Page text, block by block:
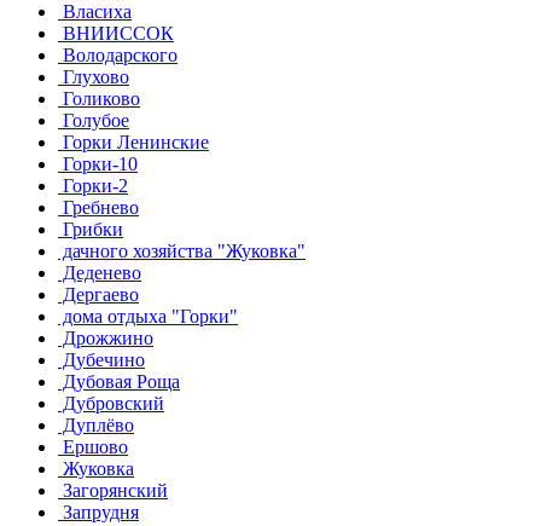
Власиха
ВНИИССОК
Володарского
Глухово
Голиково
Голубое
Горки Ленинские
Горки-10
Горки-2
Гребнево
Грибки
дачного хозяйства "Жуковка"
Деденево
Дергаево
дома отдыха "Горки"
Дрожжино
Дубечино
Дубовая Роща
Дубровский
Дуплёво
Ершово
Жуковка
Загорянский
Запрудня